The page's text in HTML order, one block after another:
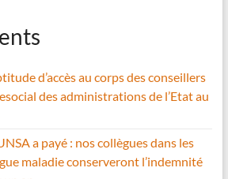
d’accès au corps des conseillers
des administrations de l’Etat au
a payé : nos collègues dans les
maladie conserveront l’indemnité